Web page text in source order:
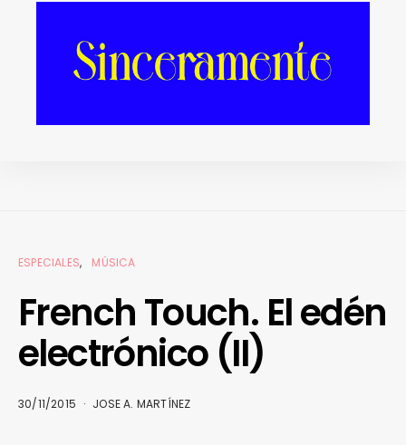
sostenible del festival
ESPECIALES MÚSICA
French Touch. El edén
electrónico (II)
30/11/2015 JOSE A. MARTÍNEZ